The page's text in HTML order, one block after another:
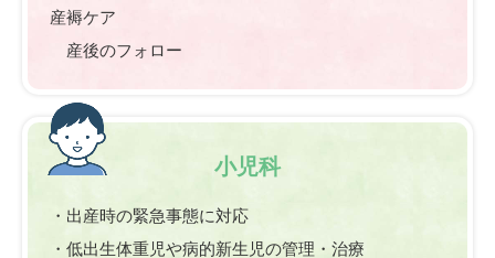
産褥ケア
産後のフォロー
小児科
・出産時の緊急事態に対応
・低出生体重児や病的新生児の管理・治療